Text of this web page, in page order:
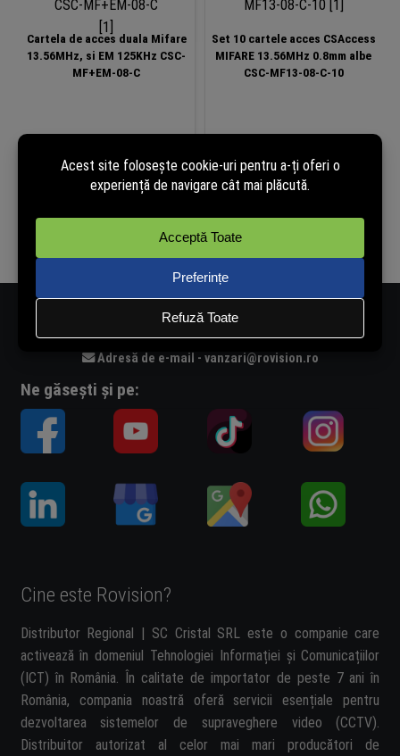
Cartela de acces duala Mifare
13.56MHz, si EM 125KHz CSC-
MF+EM-08-C
3,80lei
(cu TVA)
Set 10 cartele acces CSAccess
MIFARE 13.56MHz 0.8mm albe
CSC-MF13-08-C-10
16,26lei
(cu TVA)
Adresă de e-mail - vanzari@rovision.ro
Ne găsești și pe:
Cine este Rovision?
Distributor Regional | SC Cristal SRL este o companie care
activează în domeniul Tehnologiei Informației și Comunicațiilor
(ICT) în România. În calitate de importator de peste 7 ani în
România, compania noastră oferă servicii esențiale pentru
dezvoltarea sistemelor de supraveghere video (CCTV).
Distribuitor autorizat al celor mai mari producători de